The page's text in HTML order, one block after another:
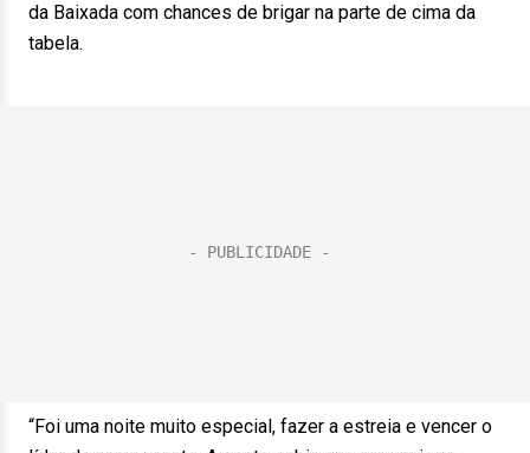
da Baixada com chances de brigar na parte de cima da
tabela.
“Foi uma noite muito especial, fazer a estreia e vencer o